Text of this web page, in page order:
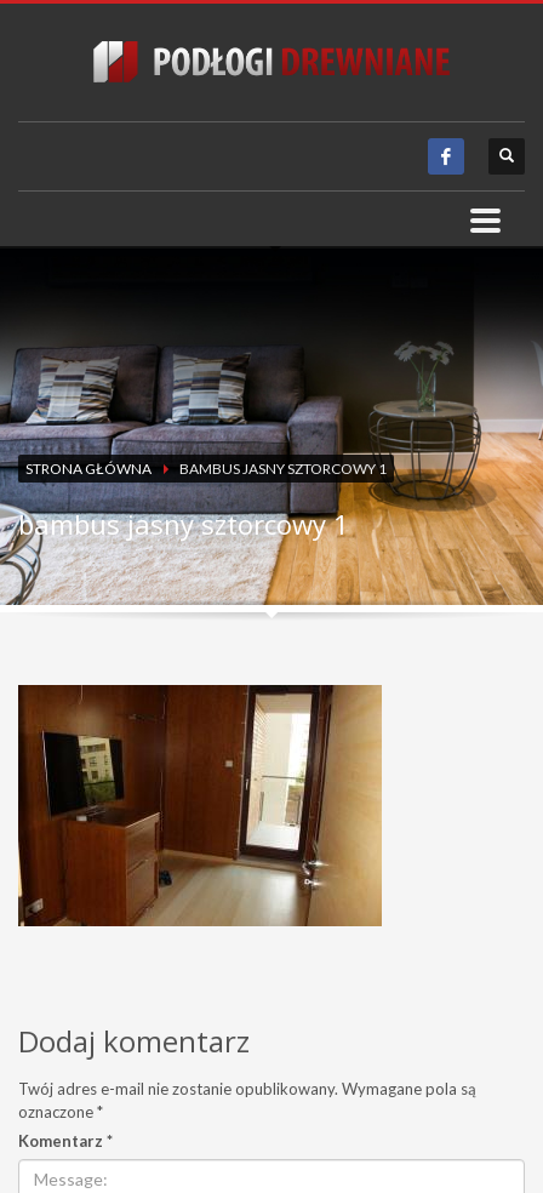
STRONA GŁÓWNA BAMBUS JASNY SZTORCOWY 1
bambus jasny sztorcowy 1
Dodaj komentarz
Twój adres e-mail nie zostanie opublikowany. Wymagane pola są
oznaczone*
Komentarz *